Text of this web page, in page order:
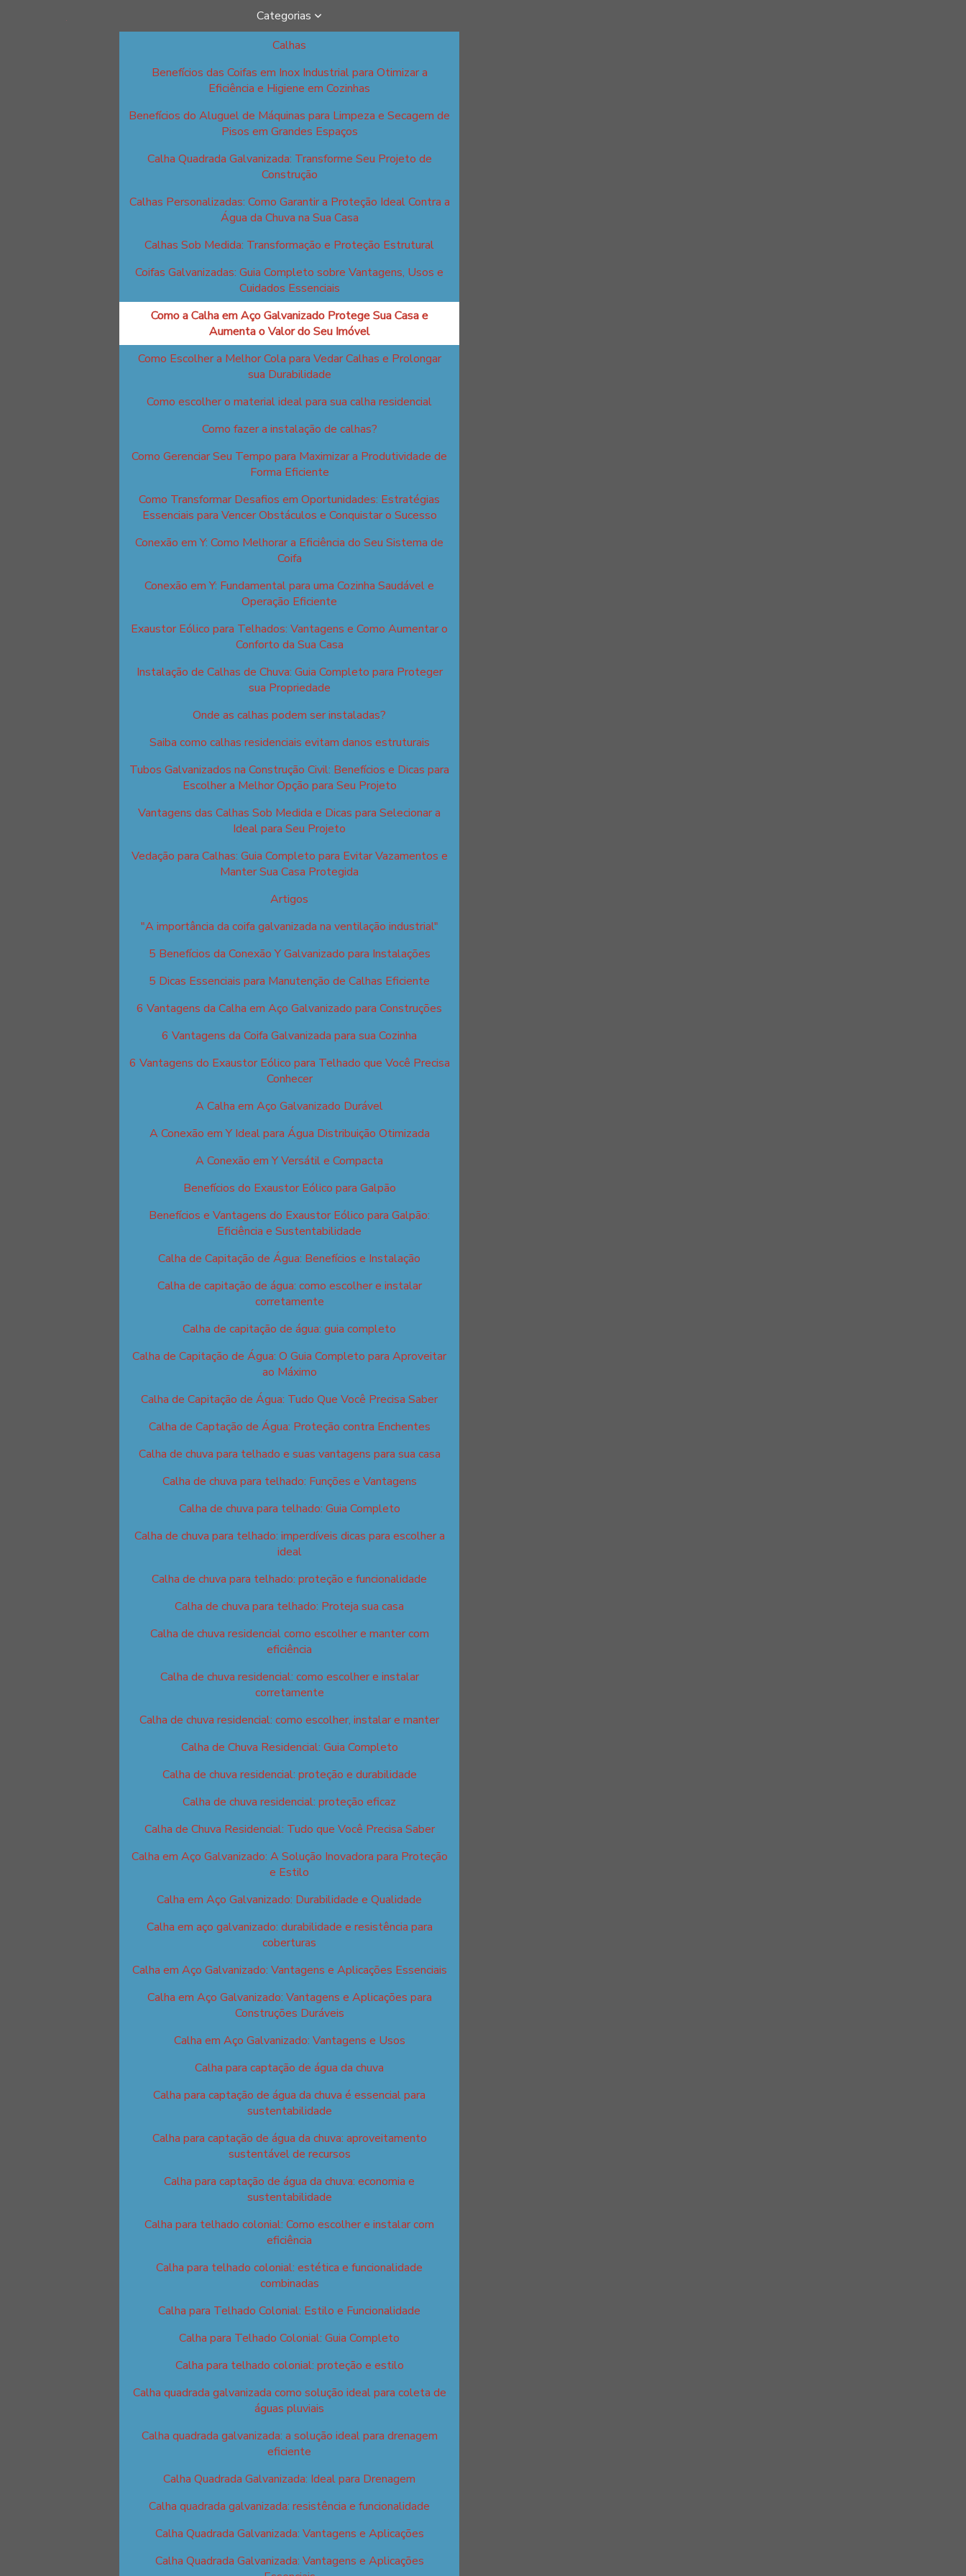
Categorias
Calhas
Benefícios das Coifas em Inox Industrial para Otimizar a
Eficiência e Higiene em Cozinhas
Benefícios do Aluguel de Máquinas para Limpeza e Secagem de
Pisos em Grandes Espaços
Calha Quadrada Galvanizada: Transforme Seu Projeto de
Construção
Calhas Personalizadas: Como Garantir a Proteção Ideal Contra a
Água da Chuva na Sua Casa
Calhas Sob Medida: Transformação e Proteção Estrutural
Coifas Galvanizadas: Guia Completo sobre Vantagens, Usos e
Cuidados Essenciais
Como a Calha em Aço Galvanizado Protege Sua Casa e
Aumenta o Valor do Seu Imóvel
Como Escolher a Melhor Cola para Vedar Calhas e Prolongar
sua Durabilidade
Como escolher o material ideal para sua calha residencial
Como fazer a instalação de calhas?
Como Gerenciar Seu Tempo para Maximizar a Produtividade de
Forma Eficiente
Como Transformar Desafios em Oportunidades: Estratégias
Essenciais para Vencer Obstáculos e Conquistar o Sucesso
Conexão em Y: Como Melhorar a Eficiência do Seu Sistema de
Coifa
Conexão em Y: Fundamental para uma Cozinha Saudável e
Operação Eficiente
Exaustor Eólico para Telhados: Vantagens e Como Aumentar o
Conforto da Sua Casa
Instalação de Calhas de Chuva: Guia Completo para Proteger
sua Propriedade
Onde as calhas podem ser instaladas?
Saiba como calhas residenciais evitam danos estruturais
Tubos Galvanizados na Construção Civil: Benefícios e Dicas para
Escolher a Melhor Opção para Seu Projeto
Vantagens das Calhas Sob Medida e Dicas para Selecionar a
Ideal para Seu Projeto
Vedação para Calhas: Guia Completo para Evitar Vazamentos e
Manter Sua Casa Protegida
Artigos
"A importância da coifa galvanizada na ventilação industrial"
5 Benefícios da Conexão Y Galvanizado para Instalações
5 Dicas Essenciais para Manutenção de Calhas Eficiente
6 Vantagens da Calha em Aço Galvanizado para Construções
6 Vantagens da Coifa Galvanizada para sua Cozinha
6 Vantagens do Exaustor Eólico para Telhado que Você Precisa
Conhecer
A Calha em Aço Galvanizado Durável
A Conexão em Y Ideal para Água Distribuição Otimizada
A Conexão em Y Versátil e Compacta
Benefícios do Exaustor Eólico para Galpão
Benefícios e Vantagens do Exaustor Eólico para Galpão:
Eficiência e Sustentabilidade
Calha de Capitação de Água: Benefícios e Instalação
Calha de capitação de água: como escolher e instalar
corretamente
Calha de capitação de água: guia completo
Calha de Capitação de Água: O Guia Completo para Aproveitar
ao Máximo
Calha de Capitação de Água: Tudo Que Você Precisa Saber
Calha de Captação de Água: Proteção contra Enchentes
Calha de chuva para telhado e suas vantagens para sua casa
Calha de chuva para telhado: Funções e Vantagens
Calha de chuva para telhado: Guia Completo
Calha de chuva para telhado: imperdíveis dicas para escolher a
ideal
Calha de chuva para telhado: proteção e funcionalidade
Calha de chuva para telhado: Proteja sua casa
Calha de chuva residencial como escolher e manter com
eficiência
Calha de chuva residencial: como escolher e instalar
corretamente
Calha de chuva residencial: como escolher, instalar e manter
Calha de Chuva Residencial: Guia Completo
Calha de chuva residencial: proteção e durabilidade
Calha de chuva residencial: proteção eficaz
Calha de Chuva Residencial: Tudo que Você Precisa Saber
Calha em Aço Galvanizado: A Solução Inovadora para Proteção
e Estilo
Calha em Aço Galvanizado: Durabilidade e Qualidade
Calha em aço galvanizado: durabilidade e resistência para
coberturas
Calha em Aço Galvanizado: Vantagens e Aplicações Essenciais
Calha em Aço Galvanizado: Vantagens e Aplicações para
Construções Duráveis
Calha em Aço Galvanizado: Vantagens e Usos
Calha para captação de água da chuva
Calha para captação de água da chuva é essencial para
sustentabilidade
Calha para captação de água da chuva: aproveitamento
sustentável de recursos
Calha para captação de água da chuva: economia e
sustentabilidade
Calha para telhado colonial: Como escolher e instalar com
eficiência
Calha para telhado colonial: estética e funcionalidade
combinadas
Calha para Telhado Colonial: Estilo e Funcionalidade
Calha para Telhado Colonial: Guia Completo
Calha para telhado colonial: proteção e estilo
Calha quadrada galvanizada como solução ideal para coleta de
águas pluviais
Calha quadrada galvanizada: a solução ideal para drenagem
eficiente
Calha Quadrada Galvanizada: Ideal para Drenagem
Calha quadrada galvanizada: resistência e funcionalidade
Calha Quadrada Galvanizada: Vantagens e Aplicações
Calha Quadrada Galvanizada: Vantagens e Aplicações